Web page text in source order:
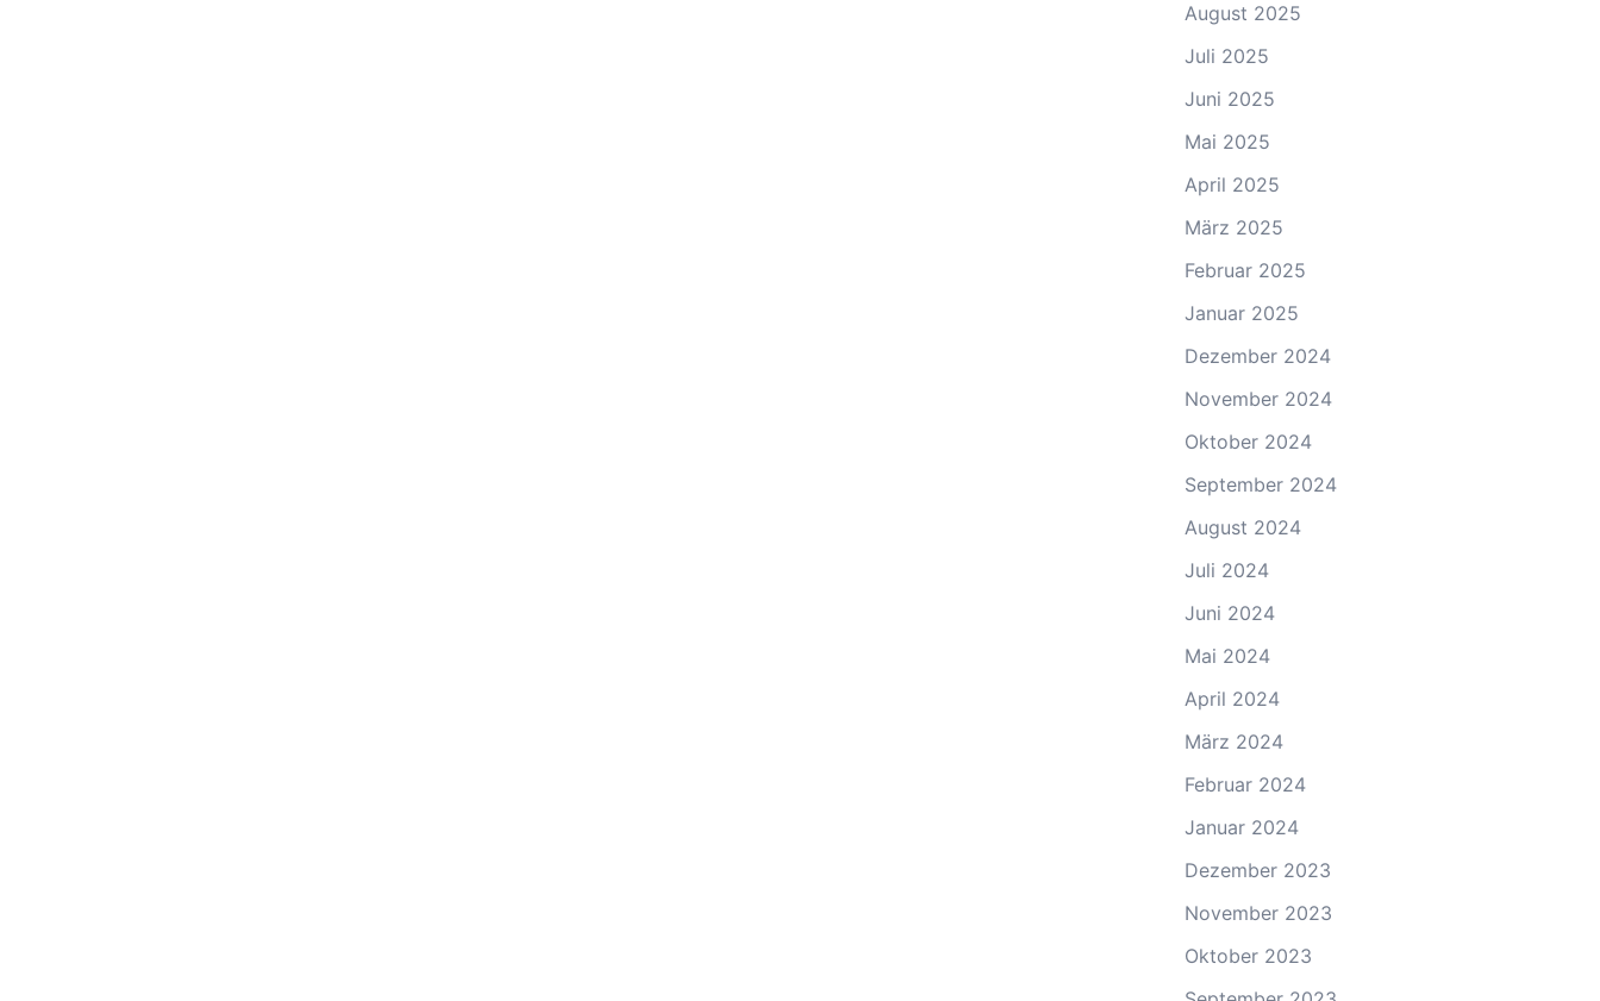
August 2025
Juli 2025
Juni 2025
Mai 2025
April 2025
März 2025
Februar 2025
Januar 2025
Dezember 2024
November 2024
Oktober 2024
September 2024
August 2024
Juli 2024
Juni 2024
Mai 2024
April 2024
März 2024
Februar 2024
Januar 2024
Dezember 2023
November 2023
Oktober 2023